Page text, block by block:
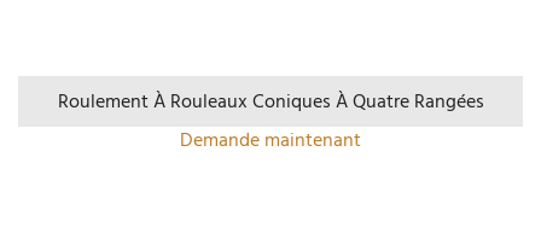
Roulement À Rouleaux Coniques À Quatre Rangées
Demande maintenant